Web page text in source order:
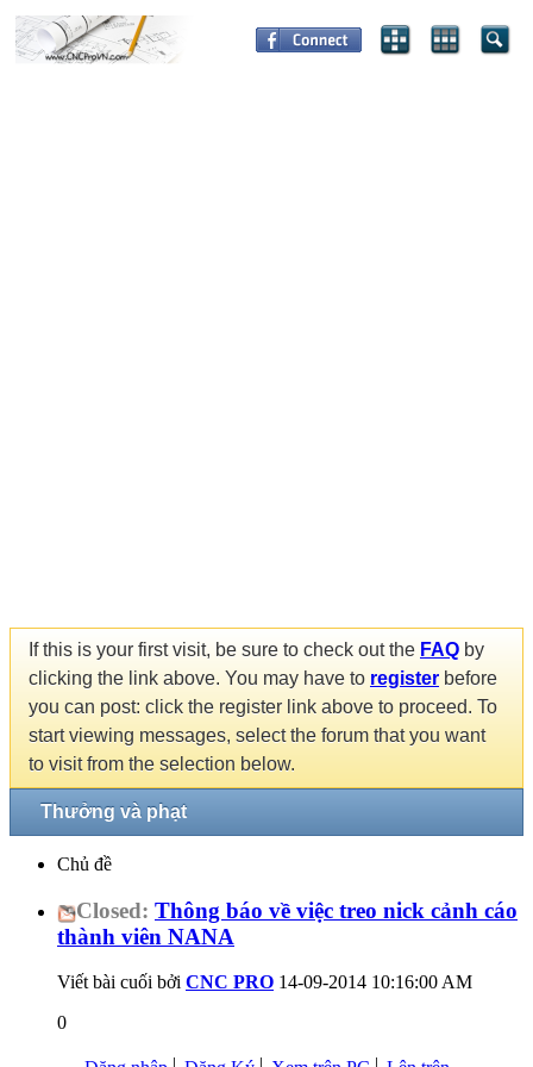
If this is your first visit, be sure to check out the FAQ by
clicking the link above. You may have to register before
you can post: click the register link above to proceed. To
start viewing messages, select the forum that you want
to visit from the selection below.
Thưởng và phạt
Chủ đề
Closed: Thông báo về việc treo nick cảnh cáo
thành viên NANA
Viết bài cuối bởi CNC PRO 14-09-2014 10:16:00 AM
0